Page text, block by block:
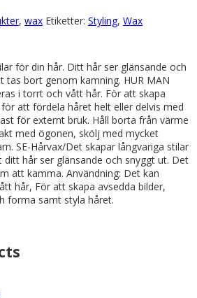
, wax Etiketter: Styling, Wax
för din hår. Ditt hår ser glänsande och
tas bort genom kamning. HUR MAN
i torrt och vått hår. För att skapa
att fördela håret helt eller delvis med
för externt bruk. Håll borta från värme
med ögonen, skölj med mycket
SE-Hårvax/Det skapar långvariga stilar
hår ser glänsande och snyggt ut. Det
att kamma. Användning: Det kan
hår, För att skapa avsedda bilder,
forma samt styla håret.